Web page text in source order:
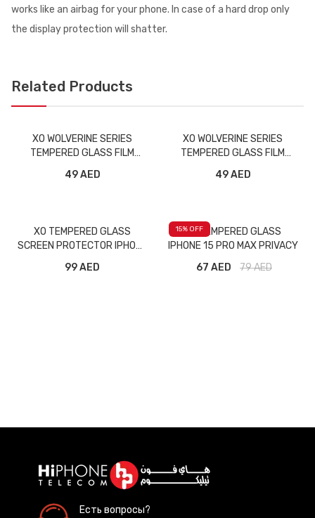
works like an airbag for your phone. In case of a hard drop only
the display protection will shatter.
Related Products
XO WOLVERINE SERIES
TEMPERED GLASS FILM
49 AED
XO WOLVERINE SERIES
TEMPERED GLASS FILM
49 AED
XO TEMPERED GLASS
SCREEN PROTECTOR IPHONE
99 AED
15% OFF
XO TEMPERED GLASS
IPHONE 15 PRO MAX PRIVACY
67 AED
79AED
Есть вопросы?